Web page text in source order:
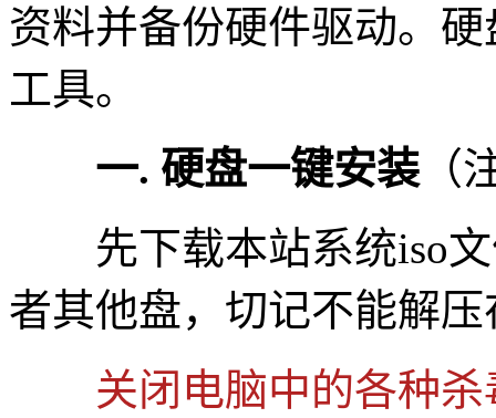
资料并备份硬件驱动。
工具。
一. 硬盘一键安装 （
先下载本站系统iso文
者其他盘，切记不能解
关闭电脑中的各种